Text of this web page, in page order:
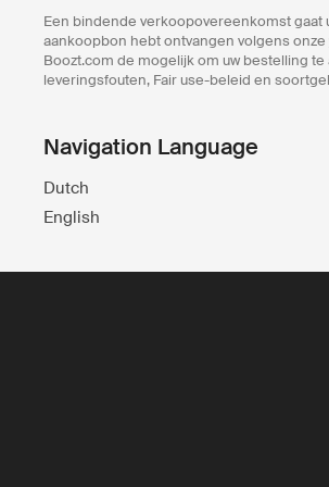
Een bindende verkoopovereenkomst gaat
aankoopbon hebt ontvangen volgens onze
Boozt.com de mogelijk om uw bestelling
leveringsfouten, Fair use-beleid en
Navigation Language
Dutch
English